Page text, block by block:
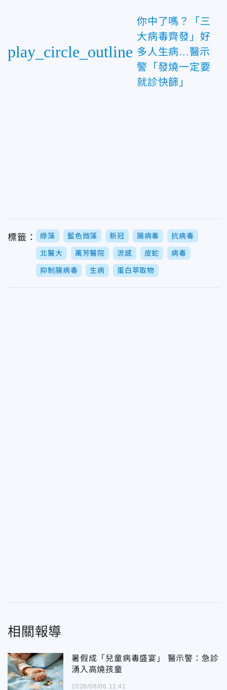
play_circle_outline
你中了嗎？「三
大病毒齊發」好
多人生病...醫示
警「發燒一定要
就診快篩」
標籤： 綠藻 藍色微藻 新冠 腸病毒 抗病毒
北醫大 萬芳醫院 流感 皮蛇 病毒
抑制腸病毒 生病 蛋白萃取物
相關報導
暑假成「兒童病毒盛宴」 醫示警：急診
湧入高燒孩童
2026/08/06 11:41